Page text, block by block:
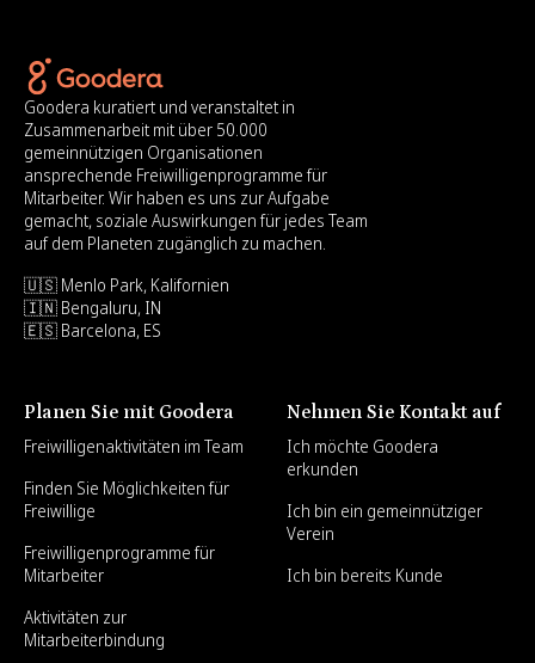
Goodera kuratiert und veranstaltet in
Zusammenarbeit mit über 50.000
gemeinnützigen Organisationen
ansprechende Freiwilligenprogramme für
Mitarbeiter. Wir haben es uns zur Aufgabe
gemacht, soziale Auswirkungen für jedes Team
auf dem Planeten zugänglich zu machen.
🇺🇸 Menlo Park, Kalifornien
🇮🇳 Bengaluru, IN
🇪🇸 Barcelona, ES
Planen Sie mit Goodera
Freiwilligenaktivitäten im Team
Finden Sie Möglichkeiten für
Freiwillige
Freiwilligenprogramme für
Mitarbeiter
Aktivitäten zur
Mitarbeiterbindung
Nehmen Sie Kontakt auf
Ich möchte Goodera
erkunden
Ich bin ein gemeinnütziger
Verein
Ich bin bereits Kunde